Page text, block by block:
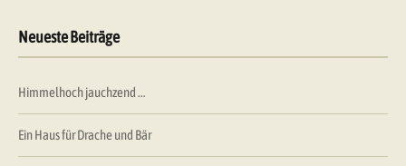
Neueste Beiträge
Himmelhoch jauchzend …
Ein Haus für Drache und Bär